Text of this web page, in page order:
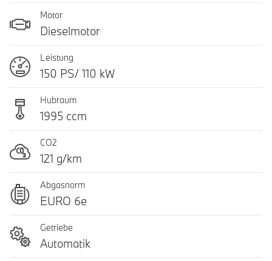
Motor
Dieselmotor
Leistung
150 PS/ 110 kW
Hubraum
1995 ccm
CO2
121 g/km
Abgasnorm
EURO 6e
Getriebe
Automatik